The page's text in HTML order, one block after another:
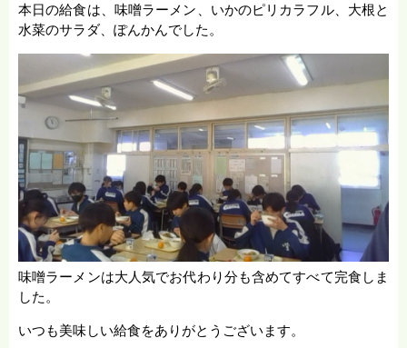
本日の給食は、味噌ラーメン、いかのピリカラフル、大根と
水菜のサラダ、ぽんかんでした。
味噌ラーメンは大人気でお代わり分も含めてすべて完食しま
した。
いつも美味しい給食をありがとうございます。